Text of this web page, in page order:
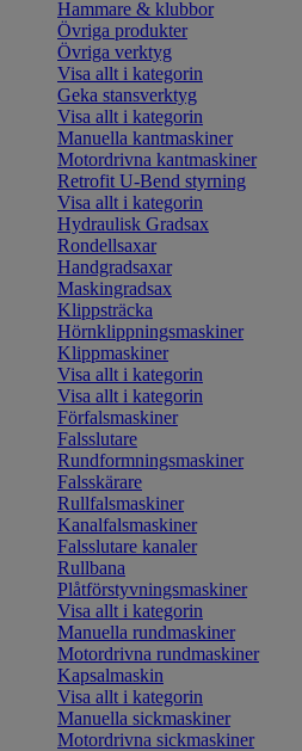
Hammare & klubbor
Övriga produkter
Övriga verktyg
Visa allt i kategorin
Geka stansverktyg
Visa allt i kategorin
Manuella kantmaskiner
Motordrivna kantmaskiner
Retrofit U-Bend styrning
Visa allt i kategorin
Hydraulisk Gradsax
Rondellsaxar
Handgradsaxar
Maskingradsax
Klippsträcka
Hörnklippningsmaskiner
Klippmaskiner
Visa allt i kategorin
Visa allt i kategorin
Förfalsmaskiner
Falsslutare
Rundformningsmaskiner
Falsskärare
Rullfalsmaskiner
Kanalfalsmaskiner
Falsslutare kanaler
Rullbana
Plåtförstyvningsmaskiner
Visa allt i kategorin
Manuella rundmaskiner
Motordrivna rundmaskiner
Kapsalmaskin
Visa allt i kategorin
Manuella sickmaskiner
Motordrivna sickmaskiner